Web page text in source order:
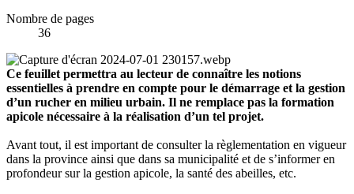
Nombre de pages
36
Ce feuillet permettra au lecteur de connaître les notions
essentielles à prendre en compte pour le démarrage et la gestion
d’un rucher en milieu urbain. Il ne remplace pas la formation
apicole nécessaire à la réalisation d’un tel projet.
Avant tout, il est important de consulter la règlementation en vigueur
dans la province ainsi que dans sa municipalité et de s’informer en
profondeur sur la gestion apicole, la santé des abeilles, etc.